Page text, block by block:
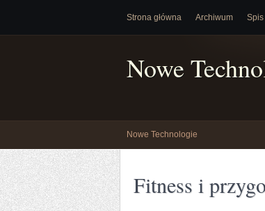
Strona główna Archiwum Spis
Nowe
Nowe Technologie
Fitness i